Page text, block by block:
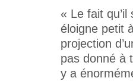
« Le fait
éloigne petit
projection
pas donné à
y a